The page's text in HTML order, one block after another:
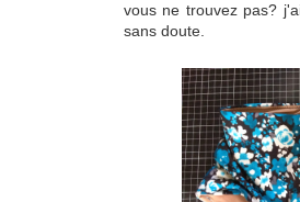
vous ne trouvez pas?
sans doute.